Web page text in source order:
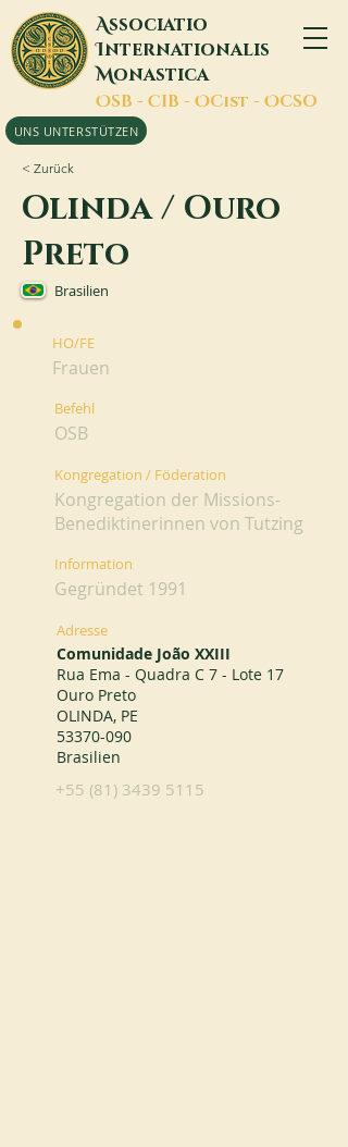
Associatio
Internationalis
Monastica
OSB - CIB - OCist - OCSO
UNS UNTERSTÜTZEN
< Zurück
Olinda / Ouro
Preto
Brasilien
HO/FE
Frauen
Befehl
OSB
Kongregation / Föderation
Kongregation der Missions-
Benediktinerinnen von Tutzing
Information
Gegründet 1991
Adresse
Comunidade João XXIII
Rua Ema - Quadra C 7 - Lote 17
Ouro Preto
OLINDA, PE
53370-090
Brasilien
+55 (81) 3439 5115